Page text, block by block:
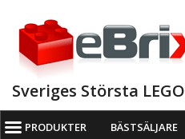
Sveriges Största
PRODUKTER BÄSTSÄLJARE